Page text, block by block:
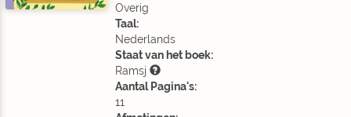
Overig
Taal:
Nederlands
Staat van het boek:
Ramsj
Aantal Pagina's:
11